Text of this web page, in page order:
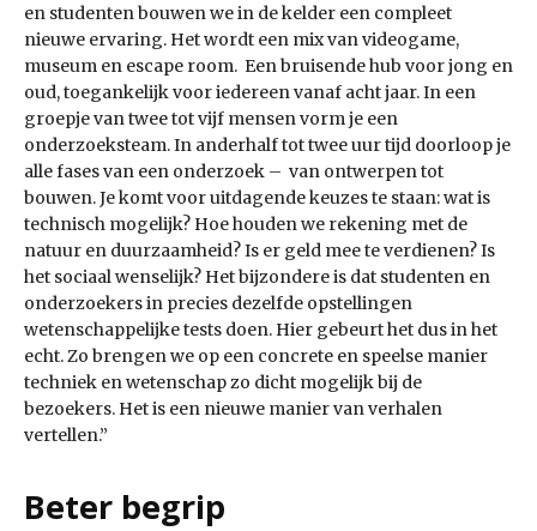
en studenten bouwen we in de kelder een compleet
nieuwe ervaring. Het wordt een mix van videogame,
museum en escape room. Een bruisende hub voor jong en
oud, toegankelijk voor iedereen vanaf acht jaar. In een
groepje van twee tot vijf mensen vorm je een
onderzoeksteam. In anderhalf tot twee uur tijd doorloop je
alle fases van een onderzoek – van ontwerpen tot
bouwen. Je komt voor uitdagende keuzes te staan: wat is
technisch mogelijk? Hoe houden we rekening met de
natuur en duurzaamheid? Is er geld mee te verdienen? Is
het sociaal wenselijk? Het bijzondere is dat studenten en
onderzoekers in precies dezelfde opstellingen
wetenschappelijke tests doen. Hier gebeurt het dus in het
echt. Zo brengen we op een concrete en speelse manier
techniek en wetenschap zo dicht mogelijk bij de
bezoekers. Het is een nieuwe manier van verhalen
vertellen.”
Beter begrip